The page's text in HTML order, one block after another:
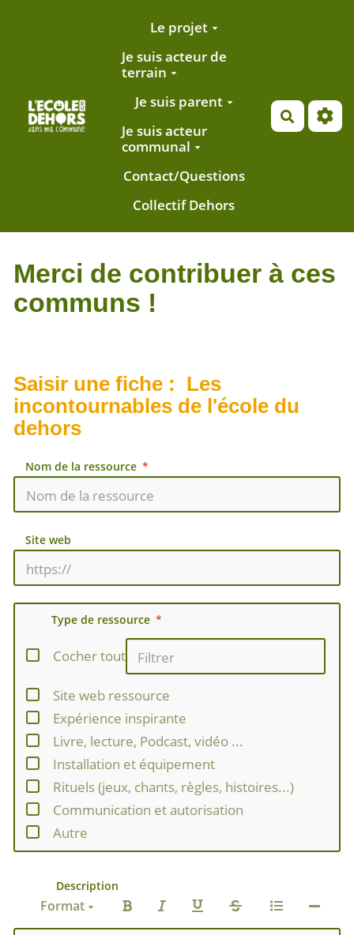
Aller au contenu principalLe projet
Je suis acteur de
terrain
Je suis parent
Je suis acteur
communal
Contact/Questions
Collectif Dehors
Merci de contribuer à ces
communs !
Saisir une fiche : Les
incontournables de l'école du
dehors
Nom de la ressource
Site web
Type de ressource
Cocher tout
Site web ressource
Expérience inspirante
Livre, lecture, Podcast, vidéo ...
Installation et équipement
Rituels (jeux, chants, règles, histoires...)
Communication et autorisation
Autre
Description
Format